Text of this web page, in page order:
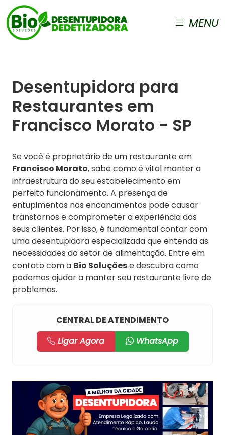
MENU
Desentupidora para
Restaurantes em
Francisco Morato - SP
Se você é proprietário de um restaurante em
Francisco Morato, sabe como é vital manter a
infraestrutura do seu estabelecimento em
perfeito funcionamento. A presença de
entupimentos nos encanamentos pode causar
transtornos e comprometer a experiência dos
seus clientes. Por isso, é fundamental contar com
uma desentupidora especializada que entenda as
necessidades do setor de alimentação. Entre em
contato com a Bio Soluçõese descubra como
podemos ajudar a manter seu restaurante livre de
problemas.
CENTRAL DE ATENDIMENTO
Ligar Agora
WhatsApp